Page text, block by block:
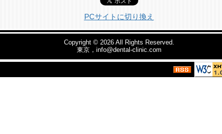
PCサイトに切り換え
Copyright © 2026 All Rights Reserved.
東京，info@dental-clinic.com